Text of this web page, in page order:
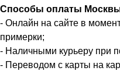
Способы оплаты
- Онлайн на сайте в
примерки;
- Наличными курьеру при
- Переводом с карты на